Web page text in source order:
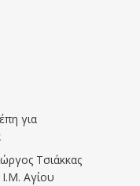
για
Τσιάκκας
Αγίου